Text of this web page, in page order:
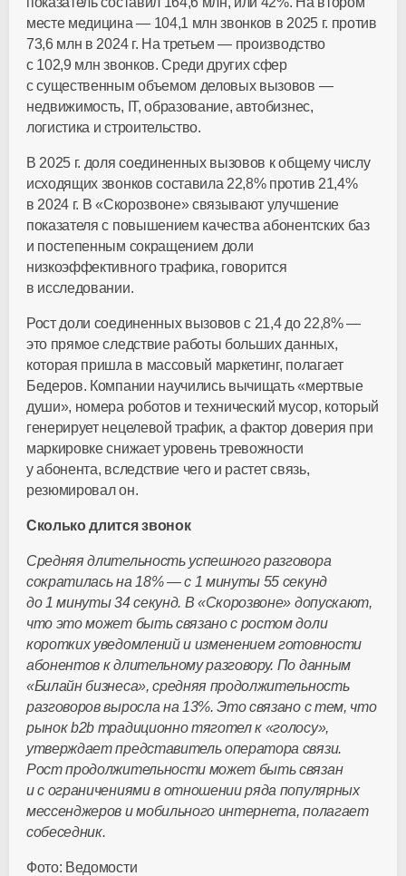
месте медицина — 104,1 млн звонков в 2025 г. против
73,6 млн в 2024 г. На третьем — производство
с 102,9 млн звонков. Среди других сфер
с существенным объемом деловых вызовов —
недвижимость, IT, образование, автобизнес,
логистика и строительство.
В 2025 г. доля соединенных вызовов к общему числу
исходящих звонков составила 22,8% против 21,4%
в 2024 г. В «Скорозвоне» связывают улучшение
показателя с повышением качества абонентских баз
и постепенным сокращением доли
низкоэффективного трафика, говорится
в исследовании.
Рост доли соединенных вызовов с 21,4 до 22,8% —
это прямое следствие работы больших данных,
которая пришла в массовый маркетинг, полагает
Бедеров. Компании научились вычищать «мертвые
души», номера роботов и технический мусор, который
генерирует нецелевой трафик, а фактор доверия при
маркировке снижает уровень тревожности
у абонента, вследствие чего и растет связь,
резюмировал он.
Сколько длится звонок
Средняя длительность успешного разговора
сократилась на 18% — с 1 минуты 55 секунд
до 1 минуты 34 секунд. В «Скорозвоне» допускают,
что это может быть связано с ростом доли
коротких уведомлений и изменением готовности
абонентов к длительному разговору. По данным
«Билайн бизнеса», средняя продолжительность
разговоров выросла на 13%. Это связано с тем, что
рынок b2b традиционно тяготел к «голосу»,
утверждает представитель оператора связи.
Рост продолжительности может быть связан
и с ограничениями в отношении ряда популярных
мессенджеров и мобильного интернета, полагает
собеседник.
Фото: Ведомости